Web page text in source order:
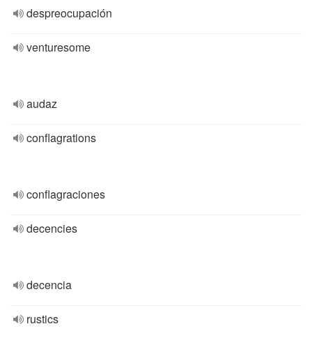
despreocupación
venturesome
audaz
conflagrations
conflagraciones
decencies
decencia
rustics